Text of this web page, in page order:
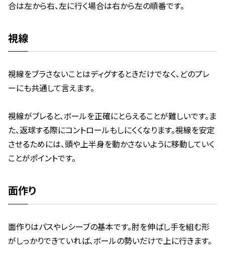
合は左から右、左に行く場合は右から左の順番です。
視線
視線をブラさないことはディグするときだけでなく、どのプレ
ーにも共通して言えます。
視線がブレると、ボールを正確にとらえることが難しいです。ま
た、返球する際にコントロールもしにくくなります。視線を安定
させるためには、頭や上半身を動かさないように移動していく
ことがポイントです。
面作り
面作りはパスやレシーブの基本です。肘を伸ばし手を組む形
がしっかりできていれば、ボールの勢いだけで上に行きます。